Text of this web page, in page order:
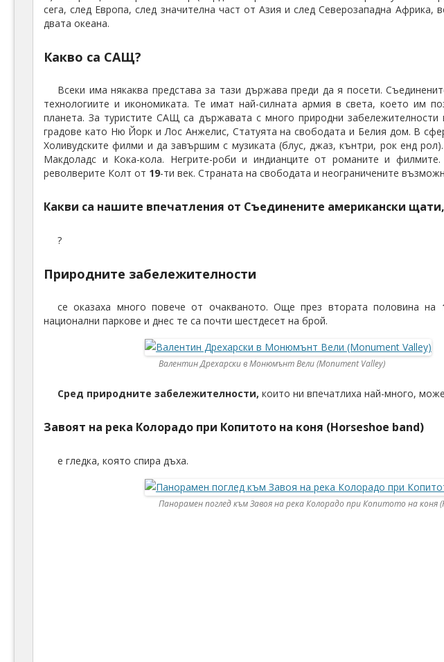
сега, след Европа, след значителна част от Азия и след Северозападна
двата океана.
Какво са САЩ?
Всеки има някаква представа за тази държава преди да я посети.
технологиите и икономиката. Те имат най-силната армия в света, което им
планета. За туристите САЩ са държавата с много природни
градове като Ню Йорк и Лос Анжелис, Статуята на свободата и Белия дом. В
Холивудските филми и да завършим с музиката (блус, джаз, кънтри, рок енд
Макдоладс и Кока-кола. Негрите-роби и индианците от романите и
револверите Колт от 19-ти век. Страната на свободата и неограничените
Какви са нашите впечатления от Съединените американски
?
Природните забележителности
се оказаха много повече от очакваното. Още през втората половина на
национални паркове и днес те са почти шестдесет на брой.
Валентин Дрехарски в Монюмънт Вели (Monument Valley)
Сред природните забележителности, които ни впечатлиха най-много,
Завоят на река Колорадо при Копитото на коня (Horseshoe band)
е гледка, която спира дъха.
Панорамен поглед към Завоя на река Колорадо при Копитото на коня